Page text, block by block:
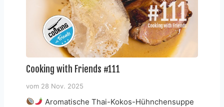
Cooking with Friends #111
vom 28 Nov. 2025
Aromatische Thai-Kokos-Hühnchensuppe